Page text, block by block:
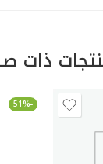
ذات
-51%